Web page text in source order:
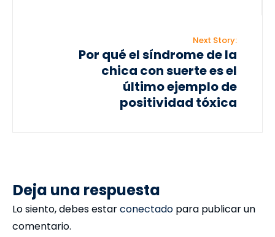
Next Story:
Por qué el síndrome de la
chica con suerte es el
último ejemplo de
positividad tóxica
Deja una respuesta
Lo siento, debes estarconectado para publicar un
comentario.